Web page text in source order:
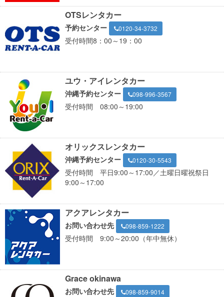
OTSレンタカー
予約センター 0120-34-3732
受付時間8：00～19：00
ユウ・アイレンタカー
沖縄予約センター 098-996-3567
受付時間 08:00～19:00
オリックスレンタカー
沖縄予約センター 0120-30-5543
受付時間 平日9:00～17:00／土曜日曜祝祭日
9:00～17:00
アクアレンタカー
お問い合わせ先 098-859-1222
受付時間 9:00～20:00（年中無休）
Grace okinawa
お問い合わせ先 098-859-9014